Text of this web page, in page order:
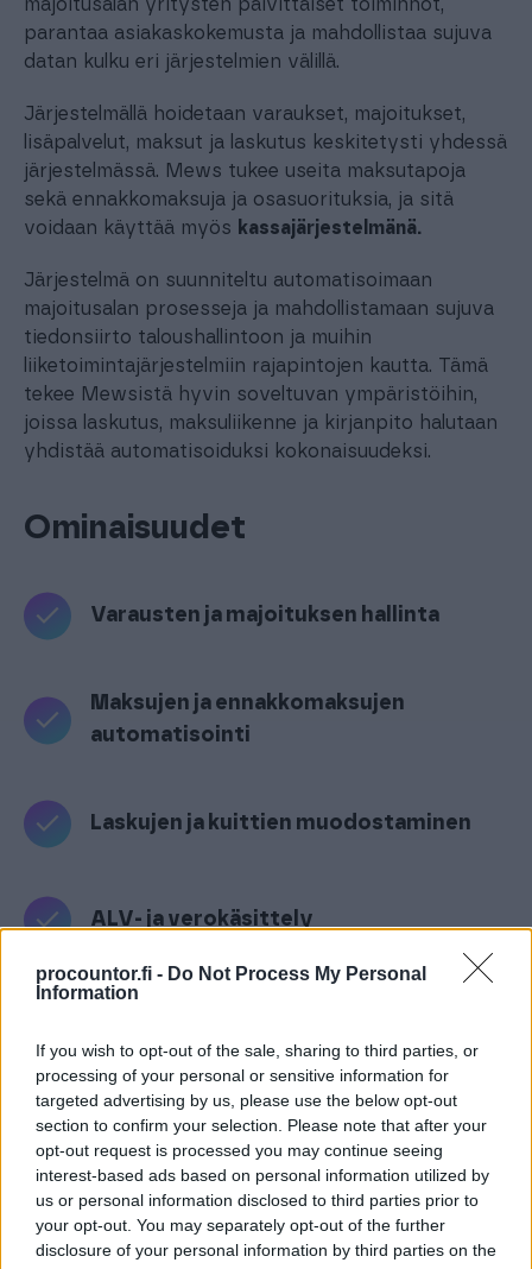
procountor.fi - Do Not Process My Personal
Information
If you wish to opt-out of the sale, sharing to third parties, or
processing of your personal or sensitive information for
targeted advertising by us, please use the below opt-out
section to confirm your selection. Please note that after your
opt-out request is processed you may continue seeing
interest-based ads based on personal information utilized by
us or personal information disclosed to third parties prior to
your opt-out. You may separately opt-out of the further
disclosure of your personal information by third parties on the
majoitusalan yritysten päivittäiset toiminnot,
parantaa asiakaskokemusta ja mahdollistaa sujuva
datan kulku eri järjestelmien välillä.
Järjestelmällä hoidetaan varaukset, majoitukset,
lisäpalvelut, maksut ja laskutus keskitetysti yhdessä
järjestelmässä. Mews tukee useita maksutapoja
sekä ennakkomaksuja ja osasuorituksia, ja sitä
voidaan käyttää myös kassajärjestelmänä.
Järjestelmä on suunniteltu automatisoimaan
majoitusalan prosesseja ja mahdollistamaan sujuva
tiedonsiirto taloushallintoon ja muihin
liiketoimintajärjestelmiin rajapintojen kautta. Tämä
tekee Mewsistä hyvin soveltuvan ympäristöihin,
joissa laskutus, maksuliikenne ja kirjanpito halutaan
yhdistää automatisoiduksi kokonaisuudeksi.
Ominaisuudet
Varausten ja majoituksen hallinta
Maksujen ja ennakkomaksujen
automatisointi
Laskujen ja kuittien muodostaminen
ALV- ja verokäsittely
Finago Procountor + Mews
Procountorin ja Mewsinvälinen integraatio
Flashnoden avulla tuo automaation ja tehokkuuden
hotellien ja majoituspalveluiden taloushallintoon.